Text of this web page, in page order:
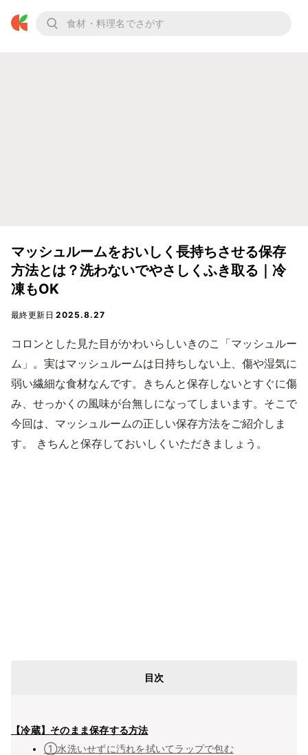
マッシュルームをおいしく長持ちさせる保存
方法とは？洗わないでやさしくふき取る｜冷
凍もOK
最終更新日2025.8.27
コロンとした見た目がかわいらしいきのこ「マッシュルー
ム」。実はマッシュルームは日持ちしない上、傷や湿気に
弱い繊細な食材なんです。きちんと保存しないとすぐに傷
み、せっかくの風味が台無しになってしまいます。そこで
今回は、マッシュルームの正しい保存方法をご紹介しま
す。 きちんと保存しておいしくいただきましょう。
目次
【冷蔵】そのまま保存する方法
①水洗いせずに汚れを拭いてラップで包む